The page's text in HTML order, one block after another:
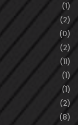
(1)
(2)
(0)
(2)
(11)
(1)
(1)
(2)
(8)